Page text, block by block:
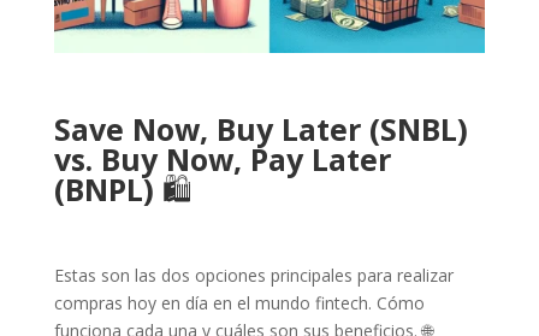
Save Now, Buy Later (SNBL)
vs. Buy Now, Pay Later
(BNPL) 🛍️
Estas son las dos opciones principales para realizar
compras hoy en día en el mundo fintech. Cómo
funciona cada una y cuáles son sus beneficios. 🌐